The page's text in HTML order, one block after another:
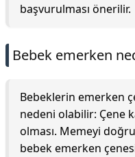
başvurulması önerilir.
Bebek emerken
Bebeklerin emerken
nedeni olabilir: Çene
olması. Memeyi
bebek emerken